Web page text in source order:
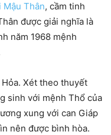
Mậu Thân, cầm tinh
được giải nghĩa là
năm 1968 mệnh
Xét theo thuyết
sinh với mệnh Thổ của
xung với can Giáp
nên được bình hòa.